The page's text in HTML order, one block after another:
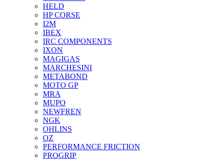
HELD
HP CORSE
I2M
IBEX
IRC COMPONENTS
IXON
MAGIGAS
MARCHESINI
METABOND
MOTO GP
MRA
MUPO
NEWFREN
NGK
OHLINS
OZ
PERFORMANCE FRICTION
PROGRIP